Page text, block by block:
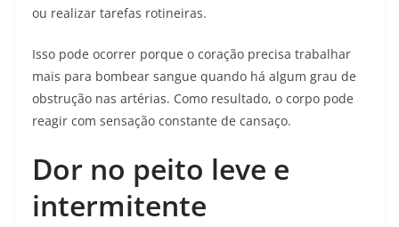
ou realizar tarefas rotineiras.
Isso pode ocorrer porque o coração precisa trabalhar
mais para bombear sangue quando há algum grau de
obstrução nas artérias. Como resultado, o corpo pode
reagir com sensação constante de cansaço.
Dor no peito leve e
intermitente